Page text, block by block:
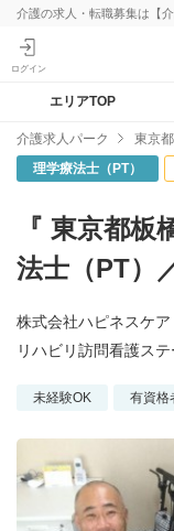
介護の求人・転職募集は【介
エリアTOP
介護求人パーク 東京
理学療法士（PT）
『 東京都
法士（PT）
株式会社ハピネスケア
リハビリ訪問看護ス
未経験OK 有資格